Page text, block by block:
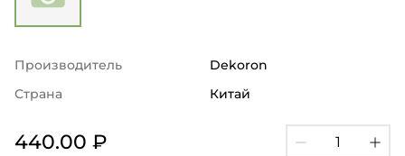
Производитель
Dekoron
Страна
Китай
440.00 ₽